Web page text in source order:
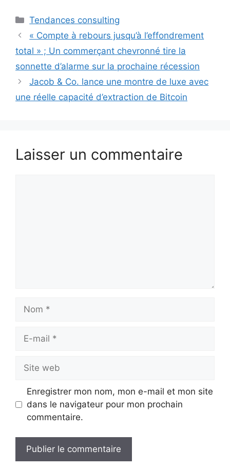
Catégories
Tendances consulting
« Compte à rebours jusqu’à l’effondrement
total » ; Un commerçant chevronné tire la
sonnette d’alarme sur la prochaine récession
Jacob & Co. lance une montre de luxe avec
une réelle capacité d’extraction de Bitcoin
Laisser un commentaire
Nom
Site
web
Enregistrer mon nom, mon e-mail et mon site
dans le navigateur pour mon prochain
commentaire.